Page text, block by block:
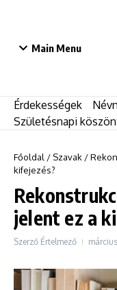
Main Menu
Érdekességek
Születésnapi
Főoldal / Szavak /
kifejezés?
jelent ez a
Szerző Értelmező